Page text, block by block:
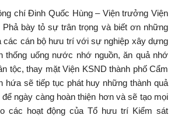
chí Đinh Quốc Hùng – Viện trưởng Viện
Phả bày tỏ sự trân trọng và biết ơn những
các cán bộ hưu trí với sự nghiệp xây dựng
thống uống nước nhớ nguồn, ăn quả nhớ
tộc, thay mặt Viện KSND thành phố Cẩm
hứa sẽ tiếp tục phát huy những thành quả
ngày càng hoàn thiện hơn và sẽ tạo mọi
các hoạt động của Tổ hưu trí Kiểm sát